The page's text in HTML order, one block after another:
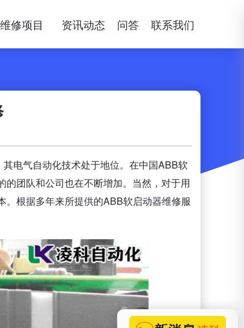
维修项目 资讯动态 问答 联系我们
电气自动化技术处于地位。在中国ABB软
团队和公司也在不断增加。当然，对于用
根据多年来所提供的ABB软启动器维修服